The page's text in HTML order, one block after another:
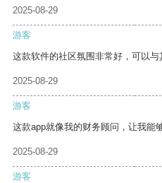
2025-08-29
游客
这款软件的社区氛围非常好，可以与
2025-08-29
游客
这款app就像我的财务顾问，让我能
2025-08-29
游客